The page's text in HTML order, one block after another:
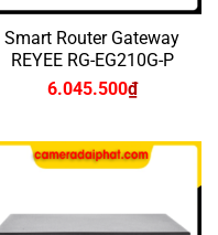
Smart Router Gateway
REYEE RG-EG210G-P
6.045.500₫